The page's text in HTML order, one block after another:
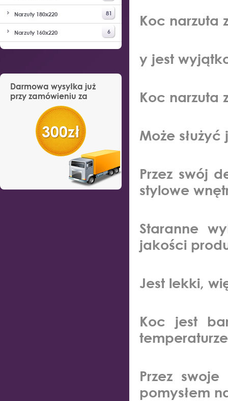
Narzuty 180x220 81
Narzuty 160x220 6
Darmowa wysyłka już
przy zamówieniu za
300zł
Koc narzuta
y jest
Koc narzuta
Może
Przez swój
stylowe
Staranne
jakości
Jest lekki,
Koc jest
Przez
pomysłem